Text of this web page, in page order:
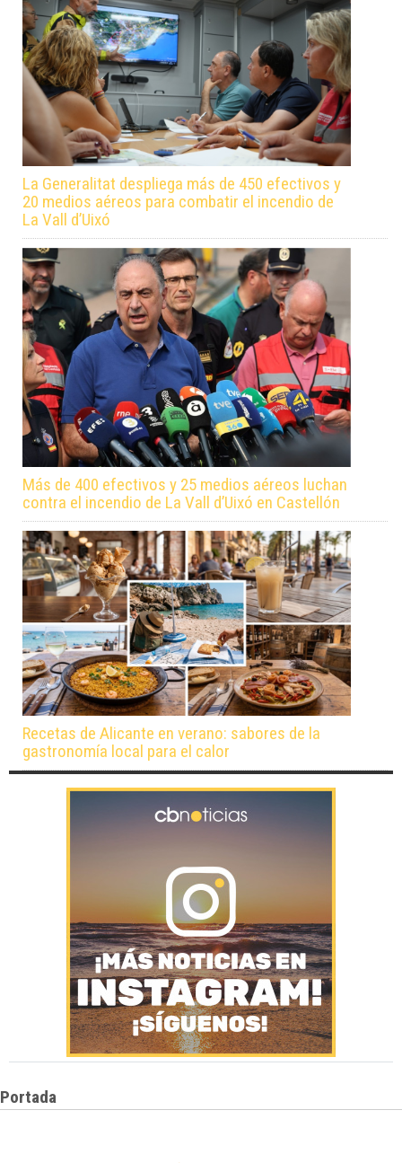
La Generalitat despliega más de 450 efectivos y
20 medios aéreos para combatir el incendio de
La Vall d’Uixó
Más de 400 efectivos y 25 medios aéreos luchan
contra el incendio de La Vall d’Uixó en Castellón
Recetas de Alicante en verano: sabores de la
gastronomía local para el calor
Portada